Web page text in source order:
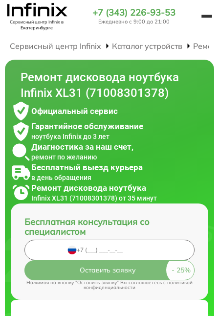
Сервисный центр Infinixв
Екатеринбурге
+7 (343) 226-93-53
Ежедневно с 9:00 до 21:00
Сервисный центр Infinix Каталог устройств
Ремонт дисковода ноутбука
Infinix XL31 (71008301378)
Официальный сервис
Гарантийное обслуживание
ноутбука Infinix до 3 лет
Диагностика за наш счет,
ремонт по желанию
Бесплатный выезд курьера
в день обращения
Ремонт дисковода ноутбука
Infinix XL31 (71008301378) от 35 минут
Бесплатная консультация со
специалистом
Оставить заявку
Нажимая на кнопку "Оставить заявку" Вы соглашаетесь cполитикой
конфиденциальности